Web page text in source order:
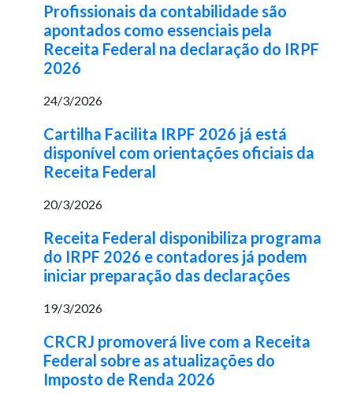
Profissionais da contabilidade são
apontados como essenciais pela
Receita Federal na declaração do IRPF
2026
24/3/2026
Cartilha Facilita IRPF 2026 já está
disponível com orientações oficiais da
Receita Federal
20/3/2026
Receita Federal disponibiliza programa
do IRPF 2026 e contadores já podem
iniciar preparação das declarações
19/3/2026
CRCRJ promoverá live com a Receita
Federal sobre as atualizações do
Imposto de Renda 2026